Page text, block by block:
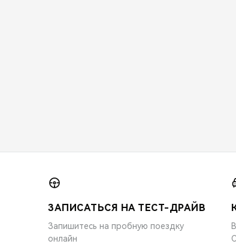
ЗАПИСАТЬСЯ НА ТЕСТ-ДРАЙВ
Запишитесь на пробную поездку
онлайн